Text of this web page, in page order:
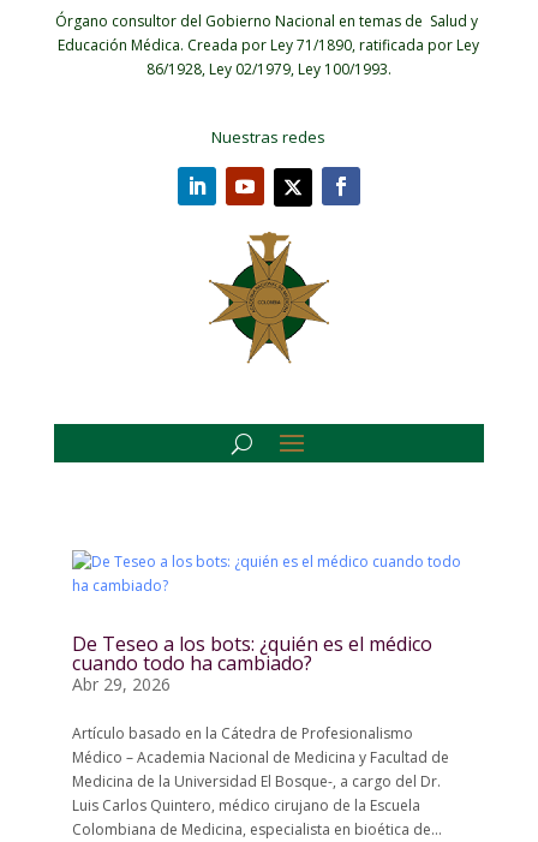
Órgano consultor del Gobierno Nacional en temas de Salud y
Educación Médica. Creada por Ley 71/1890, ratificada por Ley
86/1928, Ley 02/1979, Ley 100/1993.
Nuestras redes
De Teseo a los bots: ¿quién es el médico
cuando todo ha cambiado?
Abr 29, 2026
Artículo basado en la Cátedra de Profesionalismo
Médico – Academia Nacional de Medicina y Facultad de
Medicina de la Universidad El Bosque-, a cargo del Dr.
Luis Carlos Quintero, médico cirujano de la Escuela
Colombiana de Medicina, especialista en bioética de...